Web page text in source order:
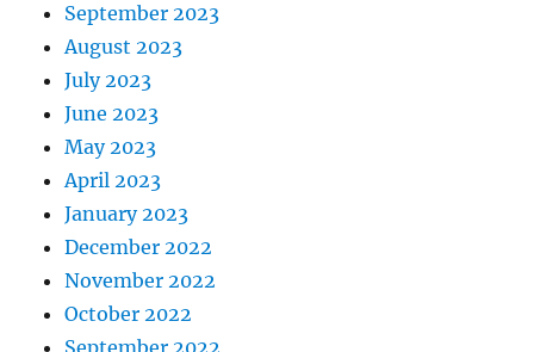
September 2023
August 2023
July 2023
June 2023
May 2023
April 2023
January 2023
December 2022
November 2022
October 2022